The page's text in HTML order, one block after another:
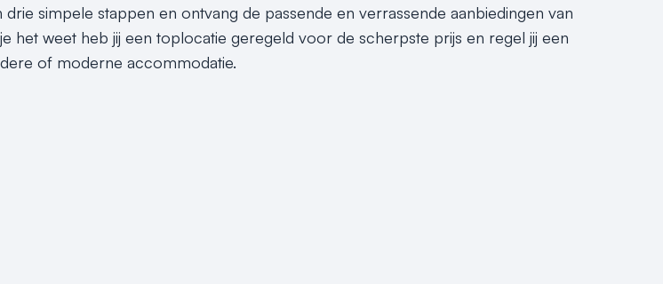
drie simpele stappen en ontvang de passende en verrassende aanbiedingen van
het weet heb jij een toplocatie geregeld voor de scherpste prijs en regel jij een
of moderne accommodatie.